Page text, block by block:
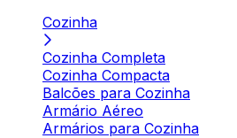
Cozinha
Cozinha Completa
Cozinha Compacta
Balcões para Cozinha
Armário Aéreo
Armários para Cozinha